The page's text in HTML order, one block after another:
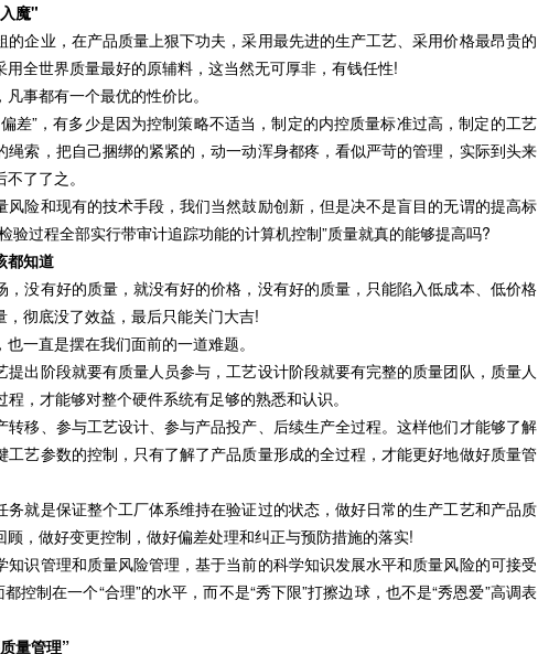
魔"
企业，在产品质量上狠下功夫，采用最先进的生产工艺、采用价格最昂贵的
全世界质量最好的原辅料，这当然无可厚非，有钱任性!
事都有一个最优的性价比。
”，有多少是因为控制策略不适当，制定的内控质量标准过高，制定的工艺
索，把自己捆绑的紧紧的，动一动浑身都疼，看似严苛的管理，实际到头来
了了之。
险和现有的技术手段，我们当然鼓励创新，但是决不是盲目的无谓的提高标
验过程全部实行带审计追踪功能的计算机控制”质量就真的能够提高吗?
都知道
没有好的质量，就没有好的价格，没有好的质量，只能陷入低成本、低价格
彻底没了效益，最后只能关门大吉!
直是摆在我们面前的一道难题。
出阶段就要有质量人员参与，工艺设计阶段就要有完整的质量团队，质量人
，才能够对整个硬件系统有足够的熟悉和认识。
移、参与工艺设计、参与产品投产、后续生产全过程。这样他们才能够了解
工艺参数的控制，只有了解了产品质量形成的全过程，才能更好地做好质量管
就是保证整个工厂体系维持在验证过的状态，做好日常的生产工艺和产品质
，做好变更控制，做好偏差处理和纠正与预防措施的落实!
识管理和质量风险管理，基于当前的科学知识发展水平和质量风险的可接受
控制在一个“合理”的水平，而不是“秀下限”打擦边球，也不是“秀恩爱”高调表
量管理”